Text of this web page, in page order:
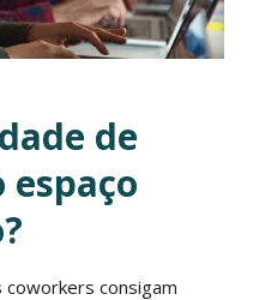
de
consigam